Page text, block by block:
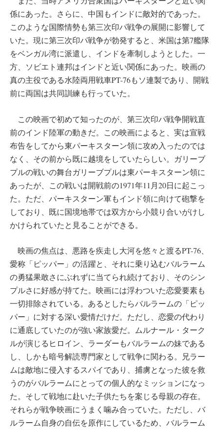
係にあった。さらに、中国もインドに敵対的であった。
このような国際情勢も第三次印パ戦争の展開に影響して
いた。現に第三次印パ戦争が勃発すると、米国は第7艦隊
をベンガル湾に派遣し、インドを牽制しようとした。一
方、ソビエト連邦はインドと近い関係にあった。映画の
真の主役である水陸両用戦車PT-76もソ連製であり、開戦
前に両国は共同訓練も行っていた。
この映画で初めて知ったのが、第三次印パ戦争開戦直
前のインド陸軍の動きだ。この映画によると、実は宣戦
布告をしてから東パーキスターン領に攻め入ったのでは
なく、その前から既に越境をしていたらしい。ガリーブ
プルの戦いの舞台ガリーブプルは東パーキスターン領に
あったが、この戦いは開戦前の1971年11月20日に起こっ
た。ただ、パーキスターン軍もインド領に向けて砲撃を
しており、既に国境地帯では双方から小競り合いがけし
かけられていたと見ることができる。
映画の焦点は、悪路を疾走し大河を悠々と渡るPT-76、
愛称「ピッパー」の活躍と、それに乗り込むバルラーム
の勇猛果敢さにぶれずに当てられ続けており、そのシン
プルさに好感が持てた。映画には浮わついた恋愛要素も
一切排除されている。あるとしたらバルラームの「ピッ
パー」に対する深い愛情だけだ。ただし、恋愛の代わり
に通底していたのが強い家族愛だ。ムルナール・ターク
ルが演じるヒロイン、ラーダーもバルラームの妹である
し、しかも暗号解読専門家として戦争に関わる。兄ラー
ムは敵地に侵入するスパイであり、捕虜となった彼を救
うのがバルラームにとっての個人的なミッションになっ
た。そして戦地に赴いた子供たちを案じる母親の存在。
それらが戦争映画にうまく噛み合っていた。ただし、バ
ルラーム自身の自伝を原作にしているため、バルラーム